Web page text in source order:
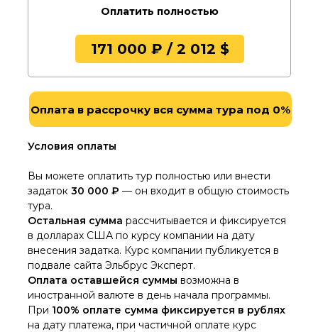
Оплатить полностью
171 000 ₽ / 2 012 $
Оплата в рассрочку вся сумма тура под 0%
Условия оплаты
Вы можете оплатить тур полностью или внести
задаток 30 000 ₽ — он входит в общую стоимость
тура.
Остальная сумма рассчитывается и фиксируется
в долларах США по курсу компании на дату
внесения задатка. Курс компании публикуется в
подвале сайта Эльбрус Эксперт.
Оплата оставшейся суммы возможна в
иностранной валюте в день начала программы.
При 100% оплате сумма фиксируется в рублях
на дату платежа, при частичной оплате курс